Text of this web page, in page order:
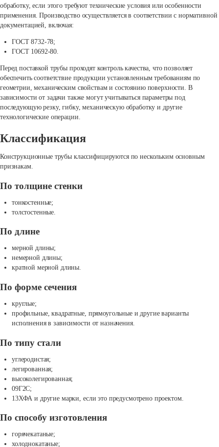
обработку, если этого требуют технические условия или особенности
применения. Производство осуществляется в соответствии с нормативной
документацией, включая:
ГОСТ 8732-78;
ГОСТ 10692-80.
Перед поставкой трубы проходят контроль качества, что позволяет
обеспечить соответствие продукции установленным требованиям по
геометрии, механическим свойствам и состоянию поверхности. В
зависимости от задачи также могут учитываться параметры под
последующую резку, гибку, механическую обработку и другие
технологические операции.
Классификация
Конструкционные трубы классифицируются по нескольким основным
признакам.
По толщине стенки
тонкостенные;
толстостенные.
По длине
мерной длины;
немерной длины;
кратной мерной длины.
По форме сечения
круглые;
профильные, квадратные, прямоугольные и другие варианты
исполнения в зависимости от назначения.
По типу стали
углеродистая;
легированная;
высоколегированная;
09Г2С;
13ХФА и другие марки, если это предусмотрено проектом.
По способу изготовления
горячекатаные;
холоднокатаные;